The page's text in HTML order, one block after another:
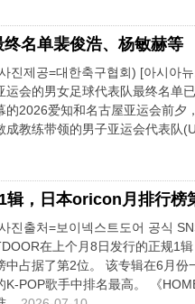
名单裴俊浩、杨敏赫等
진제공=대한축구협회) [아시아
运会的男女足球代表队最终名单
的2026爱知和名古屋亚运会前夕
成教练带领的男子亚运会代表队
，日本oricon月排行榜
진출처=보이넥스트도어 공식
在上个月8日发行的正规1
中占据了第2位。 该专辑在6月
K-POP歌手中排名最高。 《